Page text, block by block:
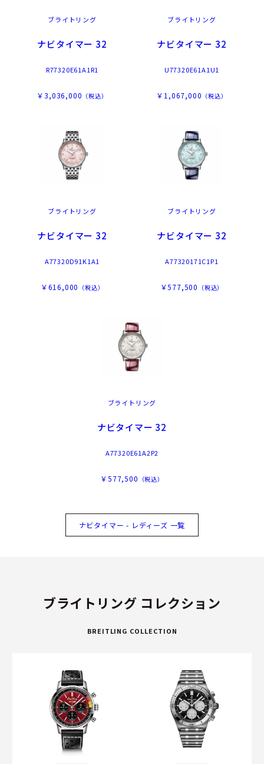
ブライトリング
ナビタイマー 32
R77320E61A1R1
￥3,036,000 （税込）
ブライトリング
ナビタイマー 32
U77320E61A1U1
￥1,067,000 （税込）
ブライトリング
ナビタイマー 32
A77320D91K1A1
￥616,000 （税込）
ブライトリング
ナビタイマー 32
A77320171C1P1
￥577,500 （税込）
ブライトリング
ナビタイマー 32
A77320E61A2P2
￥577,500 （税込）
ナビタイマー - レディーズ 一覧
ブライトリング コレクション
BREITLING COLLECTION